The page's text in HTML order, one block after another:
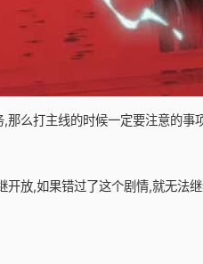
那么打主线的时候一定要注意的
开放,如果错过了这个剧情,就无法